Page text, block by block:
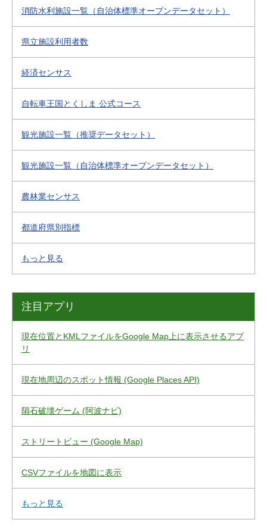
消防水利施設一覧（自治体標準オープンデータセット）
県立施設利用者数
経済センサス
自転車王国とくしま 公式コース
観光施設一覧（推奨データセット）
観光施設一覧（自治体標準オープンデータセット）
農林業センサス
都道府県別指標
もっと見る
注目アプリ
現在位置とKMLファイルをGoogle Map上に表示させるアプ
リ
現在地周辺のスポット情報 (Google Places API)
隕石破壊ゲーム (阿波ナビ)
ストリートビュー (Google Map)
CSVファイルを地図に表示
もっと見る